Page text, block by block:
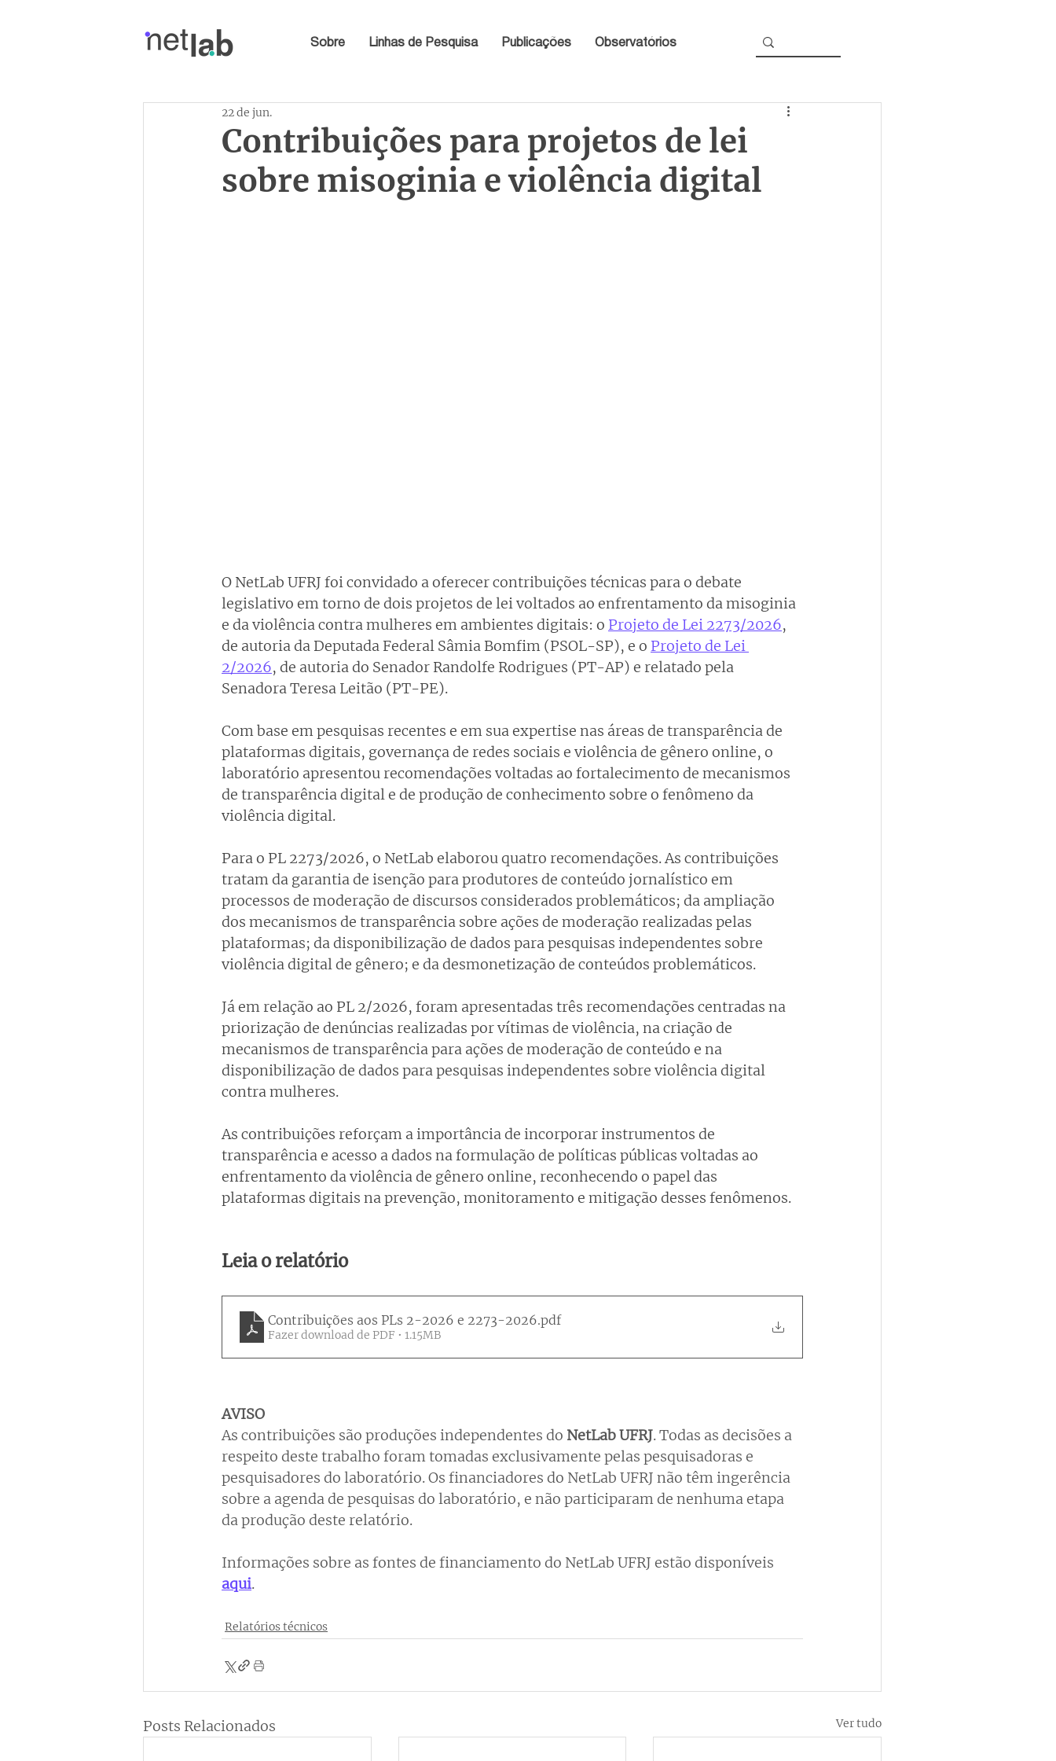
Sobre Linhas de Pesquisa Publicações Observatórios
Contribuições para projetos de lei
sobre misoginia e violência digital
22 de jun.
O NetLab UFRJ foi convidado a oferecer contribuições técnicas para o debate
legislativo em torno de dois projetos de lei voltados ao enfrentamento da misoginia
e da violência contra mulheres em ambientes digitais: o Projeto de Lei 2273/2026,
de autoria da Deputada Federal Sâmia Bomfim (PSOL-SP), e o Projeto de Lei
2/2026, de autoria do Senador Randolfe Rodrigues (PT-AP) e relatado pela
Senadora Teresa Leitão (PT-PE).
Com base em pesquisas recentes e em sua expertise nas áreas de transparência de
plataformas digitais, governança de redes sociais e violência de gênero online, o
laboratório apresentou recomendações voltadas ao fortalecimento de mecanismos
de transparência digital e de produção de conhecimento sobre o fenômeno da
violência digital.
Para o PL 2273/2026, o NetLab elaborou quatro recomendações. As contribuições
tratam da garantia de isenção para produtores de conteúdo jornalístico em
processos de moderação de discursos considerados problemáticos; da ampliação
dos mecanismos de transparência sobre ações de moderação realizadas pelas
plataformas; da disponibilização de dados para pesquisas independentes sobre
violência digital de gênero; e da desmonetização de conteúdos problemáticos.
Já em relação ao PL 2/2026, foram apresentadas três recomendações centradas na
priorização de denúncias realizadas por vítimas de violência, na criação de
mecanismos de transparência para ações de moderação de conteúdo e na
disponibilização de dados para pesquisas independentes sobre violência digital
contra mulheres.
As contribuições reforçam a importância de incorporar instrumentos de
transparência e acesso a dados na formulação de políticas públicas voltadas ao
enfrentamento da violência de gênero online, reconhecendo o papel das
plataformas digitais na prevenção, monitoramento e mitigação desses fenômenos.
Leia o relatório
Contribuições aos PLs 2-2026 e 2273-2026.pdf
Fazer download de PDF • 1.15MB
AVISO
As contribuições são produções independentes do NetLab UFRJ. Todas as decisões a
respeito deste trabalho foram tomadas exclusivamente pelas pesquisadoras e
pesquisadores do laboratório. Os financiadores do NetLab UFRJ não têm ingerência
sobre a agenda de pesquisas do laboratório, e não participaram de nenhuma etapa
da produção deste relatório.
Informações sobre as fontes de financiamento do NetLab UFRJ estão disponíveis
aqui.
Relatórios técnicos
Posts Relacionados Ver tudo